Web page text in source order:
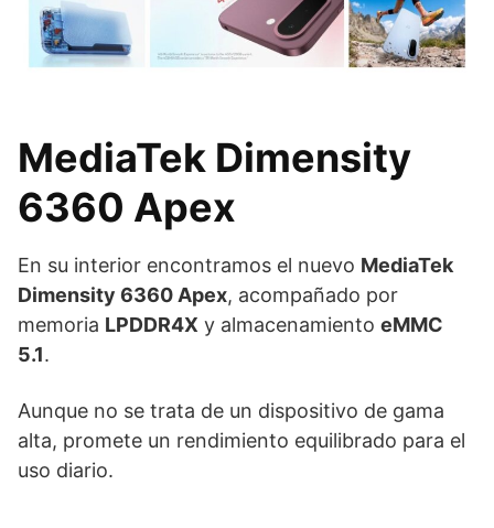
MediaTek Dimensity
6360 Apex
En su interior encontramos el nuevo MediaTek
Dimensity 6360 Apex, acompañado por
memoria LPDDR4X y almacenamiento eMMC
5.1.
Aunque no se trata de un dispositivo de gama
alta, promete un rendimiento equilibrado para el
uso diario.